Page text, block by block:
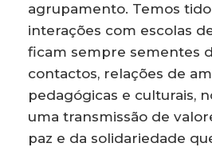
agrupamento. Temos
interações com escolas
ficam sempre sementes
contactos, relações de
pedagógicas e culturais,
uma transmissão de
paz e da solidariedade